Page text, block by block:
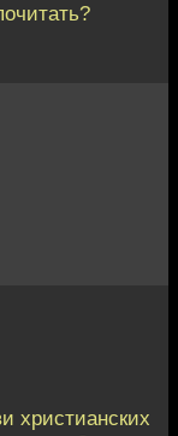
христианских